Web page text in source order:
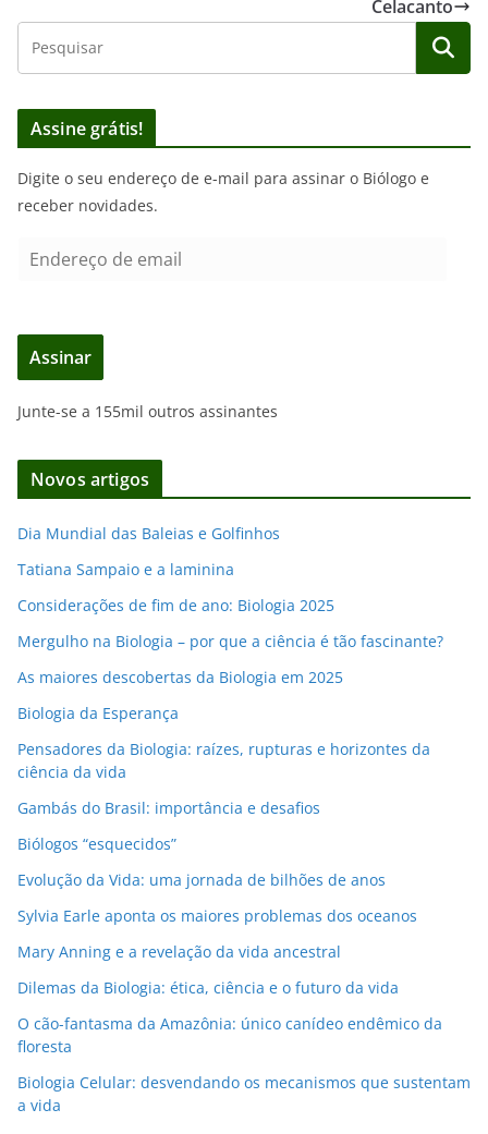
Celacanto
Assine grátis!
Digite o seu endereço de e-mail para assinar o Biólogo e
receber novidades.
e
e
ç
d
e
a
i
Assinar
Junte-se a 155mil outros assinantes
Novos artigos
Dia Mundial das Baleias e Golfinhos
Tatiana Sampaio e a laminina
Considerações de fim de ano: Biologia 2025
Mergulho na Biologia – por que a ciência é tão fascinante?
As maiores descobertas da Biologia em 2025
Biologia da Esperança
Pensadores da Biologia: raízes, rupturas e horizontes da
ciência da vida
Gambás do Brasil: importância e desafios
Biólogos “esquecidos”
Evolução da Vida: uma jornada de bilhões de anos
Sylvia Earle aponta os maiores problemas dos oceanos
Mary Anning e a revelação da vida ancestral
Dilemas da Biologia: ética, ciência e o futuro da vida
O cão-fantasma da Amazônia: único canídeo endêmico da
floresta
Biologia Celular: desvendando os mecanismos que sustentam
a vida